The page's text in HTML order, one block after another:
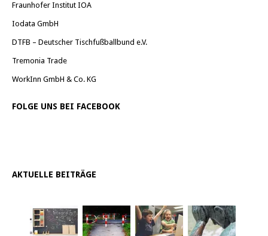
Fraunhofer Institut IOA
Iodata GmbH
DTFB – Deutscher Tischfußballbund e.V.
Tremonia Trade
WorkInn GmbH & Co. KG
FOLGE UNS BEI FACEBOOK
AKTUELLE BEITRÄGE